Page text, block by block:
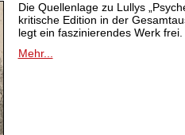
Die Quellenlage zu Lullys
kritische Edition in der
legt ein faszinierendes Werk frei.
Mehr...